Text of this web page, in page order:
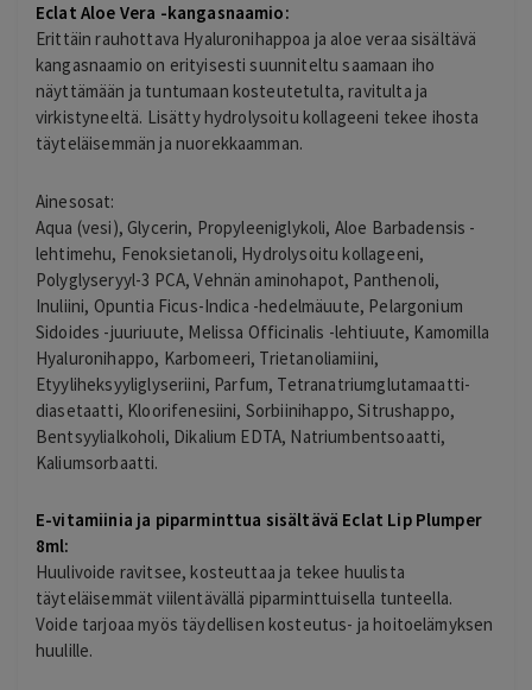
Eclat Aloe Vera -kangasnaamio:
Erittäin rauhottava Hyaluronihappoa ja aloe veraa sisältävä
kangasnaamio on erityisesti suunniteltu saamaan iho
näyttämään ja tuntumaan kosteutetulta, ravitulta ja
virkistyneeltä. Lisätty hydrolysoitu kollageeni tekee ihosta
täyteläisemmän ja nuorekkaamman.
Ainesosat:
Aqua (vesi), Glycerin, Propyleeniglykoli, Aloe Barbadensis -
lehtimehu, Fenoksietanoli, Hydrolysoitu kollageeni,
Polyglyseryyl-3 PCA, Vehnän aminohapot, Panthenoli,
Inuliini, Opuntia Ficus-Indica -hedelmäuute, Pelargonium
Sidoides -juuriuute, Melissa Officinalis -lehtiuute, Kamomilla
Hyaluronihappo, Karbomeeri, Trietanoliamiini,
Etyyliheksyyliglyseriini, Parfum, Tetranatriumglutamaatti-
diasetaatti, Kloorifenesiini, Sorbiinihappo, Sitrushappo,
Bentsyylialkoholi, Dikalium EDTA, Natriumbentsoaatti,
Kaliumsorbaatti.
E-vitamiinia ja piparminttua sisältävä Eclat Lip Plumper
8ml:
Huulivoide ravitsee, kosteuttaa ja tekee huulista
täyteläisemmät viilentävällä piparminttuisella tunteella.
Voide tarjoaa myös täydellisen kosteutus- ja hoitoelämyksen
huulille.